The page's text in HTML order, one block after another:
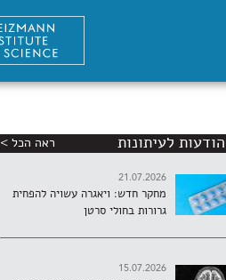
הודעות לעיתונות ראה הכל >
21.07.2026
מחקר חדש: ויאגרה עשויה להפחית
גרורות בחולי סרטן
15.07.2026